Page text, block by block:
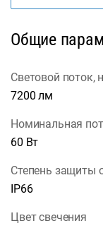
Общие
Световой поток,
7200 лм
Номинальная
60 Вт
Степень защиты
IP66
Цвет свечения